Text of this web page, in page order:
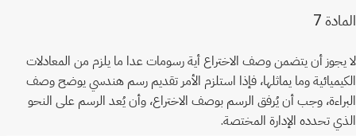
المادة 7
لا يجوز أن يتضمن وصف الاختراع أية رسومات عدا ما يلزم من المعادلات
الكيميائية وما يماثلها، فإذا استلزم الأمر تقديم رسم هندسي يوضح وصف
البراءة، وجب أن يُرفق الرسم بوصف الاختراع، وأن يُعد الرسم على النحو
الذي تحدده الإدارة المختصة.